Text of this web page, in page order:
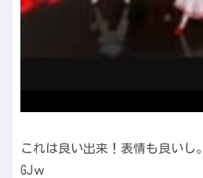
これは良い出来！表情も良いし。
GJｗ